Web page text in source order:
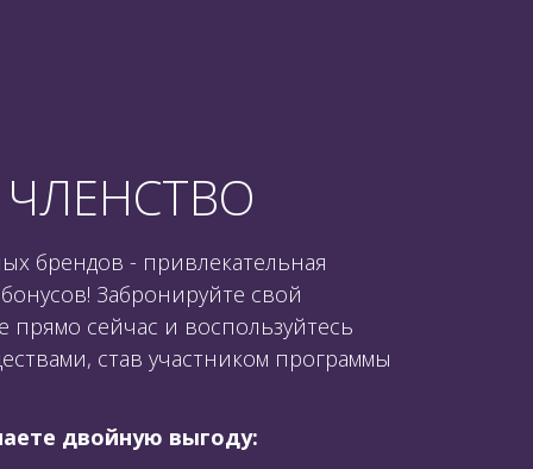
ЧЛЕНСТВО
брендов - привлекательная
Забронируйте свой
сейчас и воспользуйтесь
став участником программы
двойную выгоду: